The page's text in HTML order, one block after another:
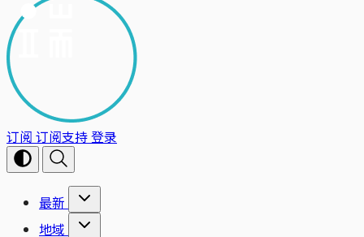
订阅 订阅支持登录
最新
地域